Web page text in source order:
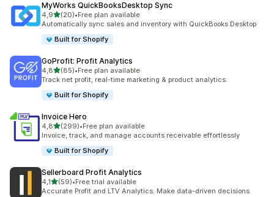
MyWorks QuickBooksDesktop Sync
4,95 yıldız üzerinden
(20)
toplam 20 değerlendirme
•Free plan available
Automatically sync sales and inventory with QuickBooks Desktop
Built for Shopify
GoProfit: Profit Analytics
4,85 yıldız üzerinden
(85)
toplam 85 değerlendirme
•Free plan available
Track net profit, real-time marketing & product analytics.
Built for Shopify
Invoice Hero
4,85 yıldız üzerinden
(299)
toplam 299 değerlendirme
•Free plan available
Invoice, track, and manage accounts receivable effortlessly
Built for Shopify
Sellerboard Profit Analytics
4,15 yıldız üzerinden
(59)
toplam 59 değerlendirme
•Free trial available
Accurate Profit and LTV Analytics. Make data-driven decisions.